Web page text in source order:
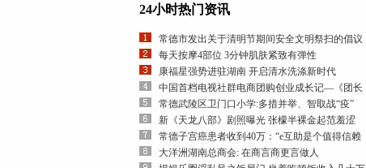
24小时热门资讯
常德市发出关于清明节期间安全文明祭扫的倡议
每天按摩4部位 3分钟肌肤紧致有弹性
康福星强势进驻湖南 开启清水洗涤新时代
中国首档电视社群电商团购创业成长记—《团长
常德武陵区卫门口小学:多措并举、智取战“疫”
新《天龙八部》剧照曝光 张檬半裸金起范羞涩
常德子宫癌患者收到40万：“e互助是个值得信赖
大洋洲湖南总商会: 在商言商更言做人